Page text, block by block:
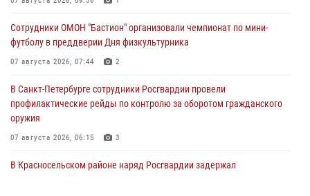
Сотрудники ОМОН "Бастион" организовали чемпионат по мини-
футболу в преддверии Дня физкультурника
07 августа 2026, 07:44 2
В Санкт-Петербурге сотрудники Росгвардии провели
профилактические рейды по контролю за оборотом гражданского
оружия
07 августа 2026, 06:15 3
В Красносельском районе наряд Росгвардии задержал